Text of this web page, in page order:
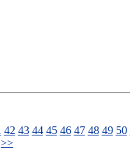
42 43 44 45 46 47 48 49 50
>>